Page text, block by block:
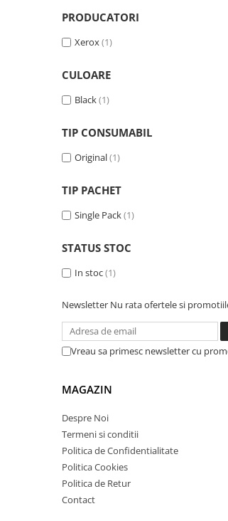
Consumabile imprimanta
compatibile
Tonere compatibile
Printare 3D
Imprimante 3D
Filament imprimanta 3D
Ultrabookuri
Accesorii laptop
Piese si accesorii
Desktop PC
PRODUCATORI
Xerox(1)
CULOARE
Black(1)
TIP CONSUMABIL
Original(1)
TIP PACHET
Single Pack(1)
STATUS STOC
In stoc(1)
Newsletter Nu rata ofertele si
Vreau sa primesc newsletter cu
MAGAZIN
Despre Noi
Termeni si conditii
Politica de Confidentialitate
Politica Cookies
Politica de Retur
Contact